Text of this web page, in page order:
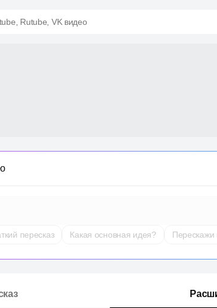
Rutube, VK видео
пересказ Какая основная идея? Перескажи